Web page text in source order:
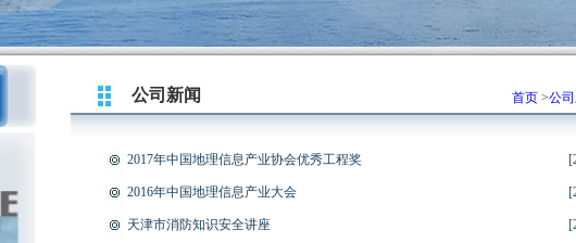
公司新闻 首页 >公
2017年中国地理信息产业协会优秀工程奖 [
2016年中国地理信息产业大会 [
天津市消防知识安全讲座 [